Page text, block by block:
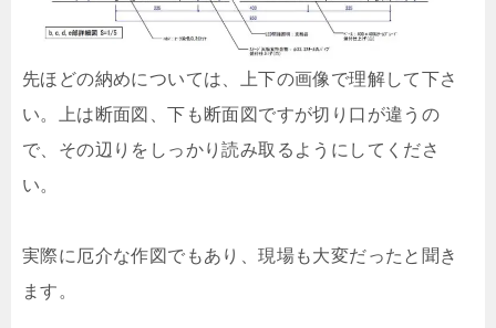
先ほどの納めについては、上下の画像で理解して下さ
い。上は断面図、下も断面図ですが切り口が違うの
で、その辺りをしっかり読み取るようにしてくださ
い。
実際に厄介な作図でもあり、現場も大変だったと聞き
ます。